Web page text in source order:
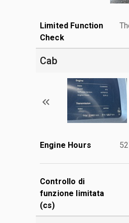
Limited Function
Check
Cab
Engine Hours
Controllo di
funzione limitata
(cs)